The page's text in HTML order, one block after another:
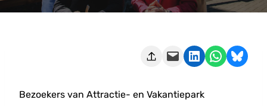
Deze pagina e-mailen Delen op LinkedIn Delen via WhatsApp Share on Bluesky
Bezoekers van Attractie- en Vakantiepark